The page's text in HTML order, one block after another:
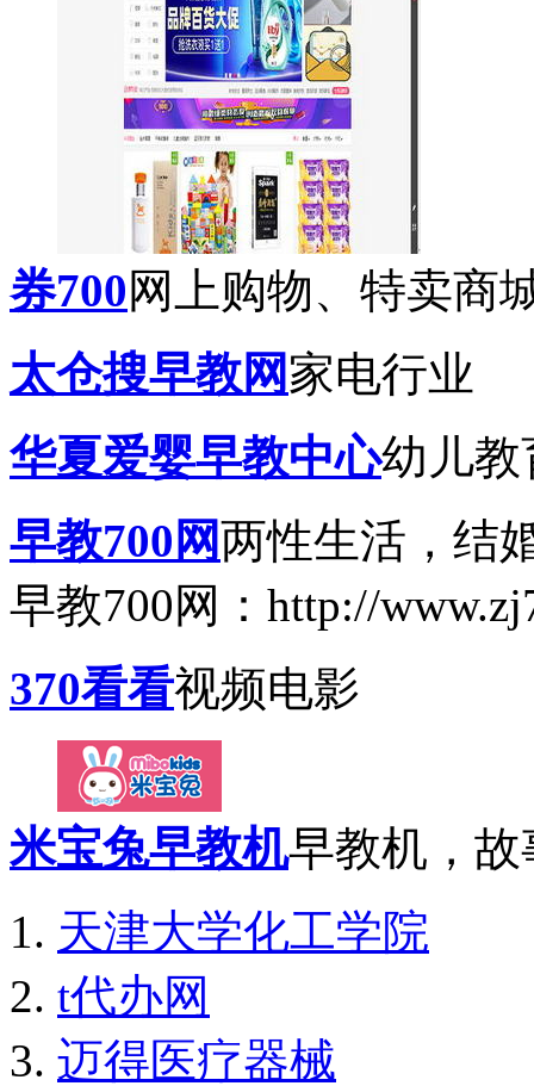
券700网上购物、特卖商
太仓搜早教网 家电行业
华夏爱婴早教中心幼儿教
早教700网两性生活，结
早教700网：http://
370看看视频电影
米宝兔早教机早教机，故
天津大学化工学院
t代办网
迈得医疗器械